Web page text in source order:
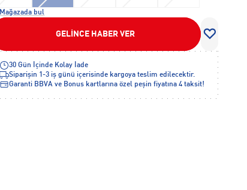
Mağazada bul
GELİNCE HABER VER
30 Gün İçinde Kolay İade
Siparişin 1-3 iş günü içerisinde kargoya teslim edilecektir.
Garanti BBVA ve Bonus kartlarına özel peşin fiyatına 4 taksit!